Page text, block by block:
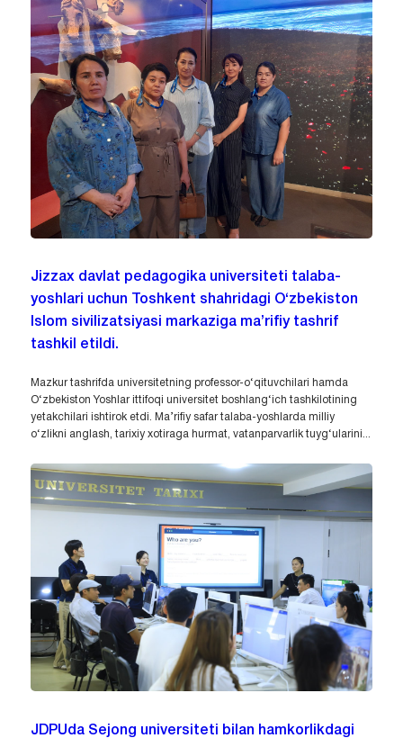
Jizzax davlat pedagogika universiteti talaba-
yoshlari uchun Toshkent shahridagi O‘zbekiston
Islom sivilizatsiyasi markaziga ma’rifiy tashrif
tashkil etildi.
Mazkur tashrifda universitetning professor-o‘qituvchilari hamda
O‘zbekiston Yoshlar ittifoqi universitet boshlang‘ich tashkilotining
yetakchilari ishtirok etdi. Ma’rifiy safar talaba-yoshlarda milliy
o‘zlikni anglash, tarixiy xotiraga hurmat, vatanparvarlik tuyg‘ularini...
JDPUda Sejong universiteti bilan hamkorlikdagi